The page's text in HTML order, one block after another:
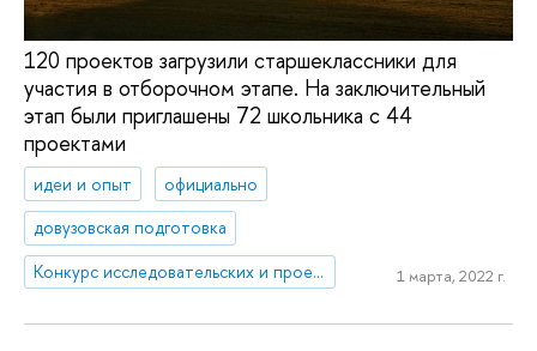
120 проектов загрузили старшеклассники для
участия в отборочном этапе. На заключительный
этап были приглашены 72 школьника c 44
проектами
идеи и опыт
официально
довузовская подготовка
Конкурс исследовательских и проектных работ школьников «Высший пилотаж»
1 марта, 2022 г.